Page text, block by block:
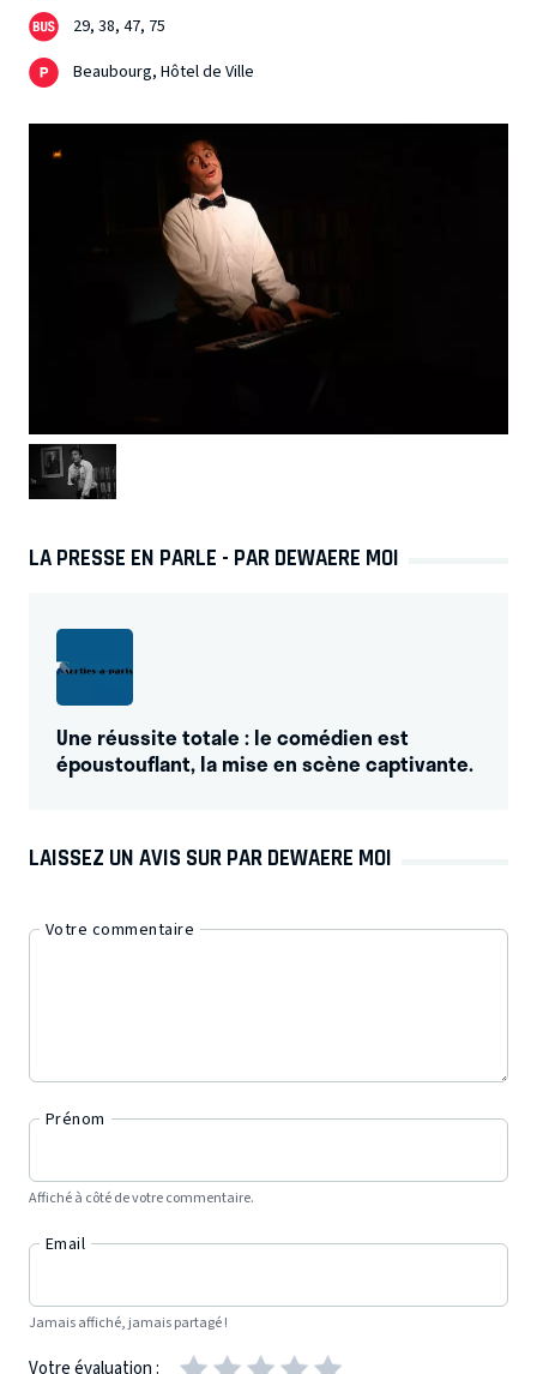
29, 38, 47, 75
Beaubourg, Hôtel de Ville
LA PRESSE EN PARLE - PAR DEWAERE MOI
Une réussite totale : le comédien est
époustouflant, la mise en scène captivante.
LAISSEZ UN AVIS SUR PAR DEWAERE MOI
Votre commentaire
Prénom
Affiché à côté de votre commentaire.
Email
Jamais affiché, jamais partagé !